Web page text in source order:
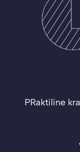
PRaktiline